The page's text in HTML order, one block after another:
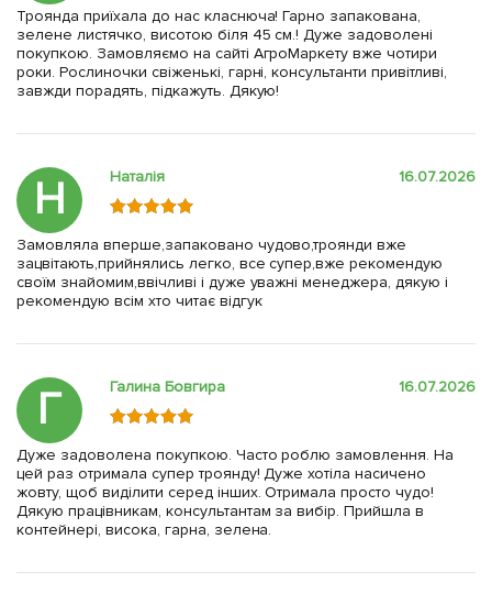
Троянда приїхала до нас класнюча! Гарно запакована,
зелене листячко, висотою біля 45 см.! Дуже задоволені
покупкою. Замовляємо на сайті АгроМаркету вже чотири
роки. Рослиночки свіженькі, гарні, консультанти привітливі,
завжди порадять, підкажуть. Дякую!
Н Наталія 16.07.2026
Замовляла вперше,запаковано чудово,троянди вже
зацвітають,прийнялись легко, все супер,вже рекомендую
своїм знайомим,ввічливі і дуже уважні менеджера, дякую і
рекомендую всім хто читає відгук
Г Галина Бовгира 16.07.2026
Дуже задоволена покупкою. Часто роблю замовлення. На
цей раз отримала супер троянду! Дуже хотіла насичено
жовту, щоб виділити серед інших. Отримала просто чудо!
Дякую працівникам, консультантам за вибір. Прийшла в
контейнері, висока, гарна, зелена.